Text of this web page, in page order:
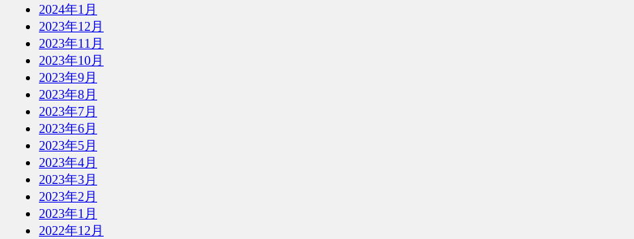
2024年1月
2023年12月
2023年11月
2023年10月
2023年9月
2023年8月
2023年7月
2023年6月
2023年5月
2023年4月
2023年3月
2023年2月
2023年1月
2022年12月